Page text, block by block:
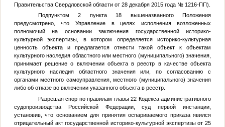
Правительства Свердловской области от 28 декабря 2015 года № 1216-ПП).
Подпунктом 2 пункта 18 вышеназванного Положения
предусмотрено, что Управление в целях исполнения возложенных
полномочий на основании заключения государственной историко-
культурной экспертизы, в котором определяется историко-культурная
ценность объекта и предлагается отнести такой объект к объектам
культурного наследия областного или местного (муниципального) значения,
принимает решение о включении объекта в реестр в качестве объекта
культурного наследия областного значения или, по согласованию с
органами местного самоуправления, местного (муниципального) значения
либо об отказе во включении указанного объекта в реестр.
Разрешая спор по правилам главы 22 Кодекса административного
судопроизводства Российской Федерации, суд первой инстанции,
установив, что основанием для принятия оспариваемого приказа явился
отрицательный акт государственной историко-культурной экспертизы от 25